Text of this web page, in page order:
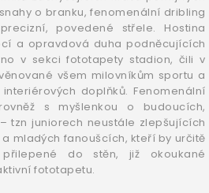
o branku, fenomenální dribling
povedené střele. Hostina
a opravdová duha podněcujících
v sekci fototapety stadion, čili v
všem milovníkům sportu a
doplňků. Fenomenální
s myšlenkou o budoucích,
tzn juniorech neustále zlepšujících
mladých fanoušcích, kteří by určitě
do stěn, již okoukané
fototapetu.